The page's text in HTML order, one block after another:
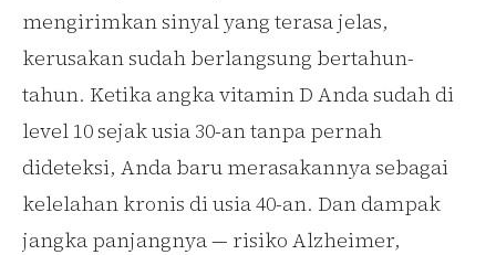
mengirimkan sinyal yang terasa jelas,
kerusakan sudah berlangsung bertahun-
tahun. Ketika angka vitamin D Anda sudah di
level 10 sejak usia 30-an tanpa pernah
dideteksi, Anda baru merasakannya sebagai
kelelahan kronis di usia 40-an. Dan dampak
jangka panjangnya — risiko Alzheimer,